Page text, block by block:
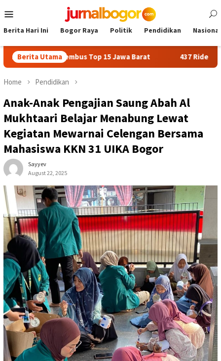
to
Menu
Berita Hari Ini Bogor Raya Politik Pendidikan Nasional
Berita Utama
Tembus Top 15 Jawa Barat 437 Rider dari 18
Home Pendidikan
Anak-Anak Pengajian Saung Abah Al
Mukhtaari Belajar Menabung Lewat
Kegiatan Mewarnai Celengan Bersama
Mahasiswa KKN 31 UIKA Bogor
Sayyev
August 22, 2025